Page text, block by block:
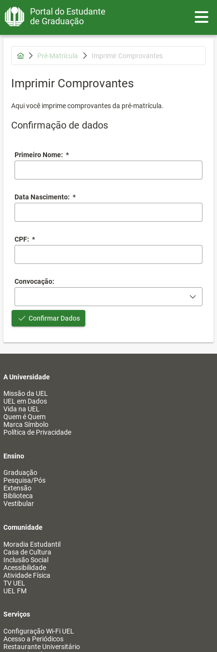
Portal do Estudante
de Graduação
Pré-Matrícula Imprimir Comprovantes
Imprimir Comprovantes
Aqui você imprime comprovantes da pré-matrícula.
Confirmação de dados
Primeiro Nome: *
Data Nascimento: *
CPF: *
Convocação:
Confirmar Dados
A Universidade
Missão da UEL
UEL em Dados
Vida na UEL
Quem é Quem
Marca Símbolo
Política de Privacidade
Ensino
Graduação
Pesquisa/Pós
Extensão
Biblioteca
Vestibular
Comunidade
Moradia Estudantil
Casa de Cultura
Inclusão Social
Acessibilidade
Atividade Física
TV UEL
UEL FM
Serviços
Configuração Wi-Fi UEL
Acesso a Periódicos
Restaurante Universitário